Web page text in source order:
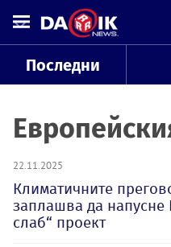
Последни
22.11.2025
Климатичните
заплашва да напусне
слаб“ проект